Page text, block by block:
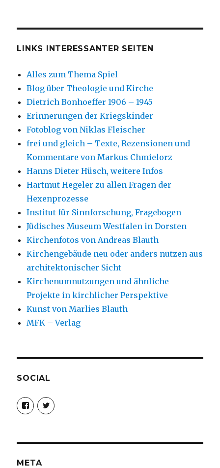
LINKS INTERESSANTER SEITEN
Alles zum Thema Spiel
Blog über Theologie und Kirche
Dietrich Bonhoeffer 1906 – 1945
Erinnerungen der Kriegskinder
Fotoblog von Niklas Fleischer
frei und gleich – Texte, Rezensionen und
Kommentare von Markus Chmielorz
Hanns Dieter Hüsch, weitere Infos
Hartmut Hegeler zu allen Fragen der
Hexenprozesse
Institut für Sinnforschung, Fragebogen
Jüdisches Museum Westfalen in Dorsten
Kirchenfotos von Andreas Blauth
Kirchengebäude neu oder anders nutzen aus
architektonischer Sicht
Kirchenumnutzungen und ähnliche
Projekte in kirchlicher Perspektive
Kunst von Marlies Blauth
MFK – Verlag
SOCIAL
Profil
von
christoph.fleischer1
anzeigen
Profil
von
ChristophFl
anzeigen
META